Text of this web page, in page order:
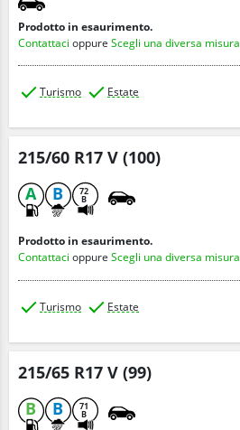
Prodotto in esaurimento.
Contattaci oppure Scegli una diversa misura
Turismo Estate
215/60 R17 V (100)
A
B 72
B
Prodotto in esaurimento.
Contattaci oppure Scegli una diversa misura
Turismo Estate
215/65 R17 V (99)
B
B 71
B